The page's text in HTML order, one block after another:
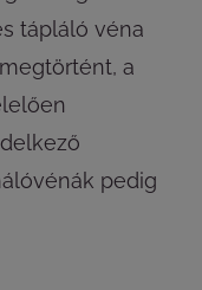
tápláló véna
a
pedig